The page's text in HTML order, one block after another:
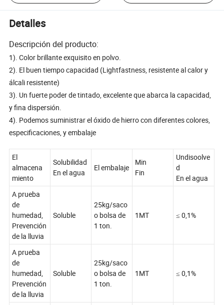
Detalles
Descripción del producto:
1). Color brillante exquisito en polvo.
2). El buen tiempo capacidad (Lightfastness, resistente al calor y
álcali resistente)
3). Un fuerte poder de tintado, excelente que abarca la capacidad,
y fina dispersión.
4). Podemos suministrar el óxido de hierro con diferentes colores,
especificaciones, y embalaje
El
almacena
miento
Solubilidad
En el agua
El embalaje
Min
Fin
Undisoolve
d
En el agua
A prueba
de
humedad,
Prevención
de la lluvia
Soluble
25kg/saco
o bolsa de
1 ton.
1MT ≤ 0,1%
A prueba
de
humedad,
Prevención
de la lluvia
Soluble
25kg/saco
o bolsa de
1 ton.
1MT ≤ 0,1%